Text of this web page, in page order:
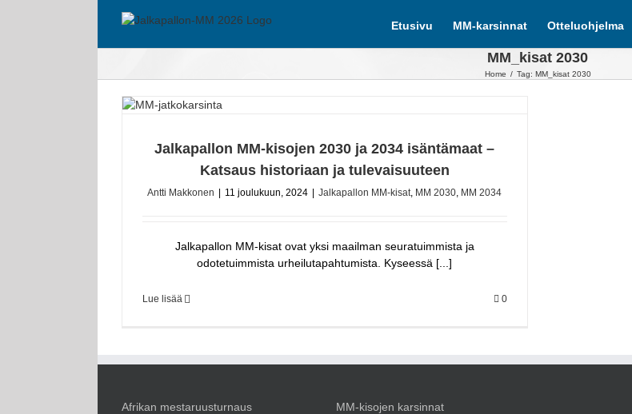
Etusivu MM-karsinnat Otteluohjelma
MM_kisat 2030
Home / Tag: MM_kisat 2030
Jalkapallon MM-kisojen 2030 ja 2034 isäntämaat –
Katsaus historiaan ja tulevaisuuteen
Antti Makkonen 11 joulukuun, 2024 Jalkapallon MM-kisat, MM 2030, MM 2034
Jalkapallon MM-kisat ovat yksi maailman seuratuimmista ja
odotetuimmista urheilutapahtumista. Kyseessä [...]
Lue lisää 0
Afrikan mestaruusturnaus
MM-kisojen karsinnat